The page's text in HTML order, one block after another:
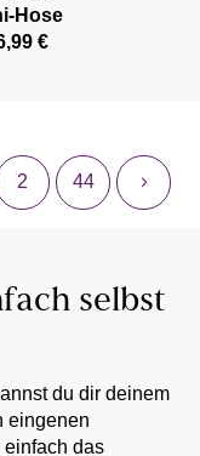
Hose
€
2 44
selbst
du dir deinem
eingenen
das